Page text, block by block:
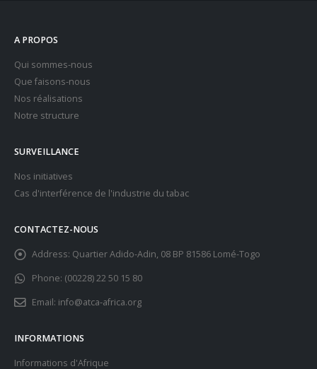
Que faisons-nous
Nos réalisations